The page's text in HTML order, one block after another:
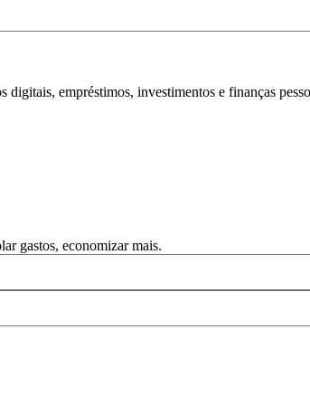
empréstimos, investimentos e finanças
gastos, economizar mais.